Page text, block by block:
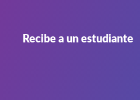
Recibe a un estudiante